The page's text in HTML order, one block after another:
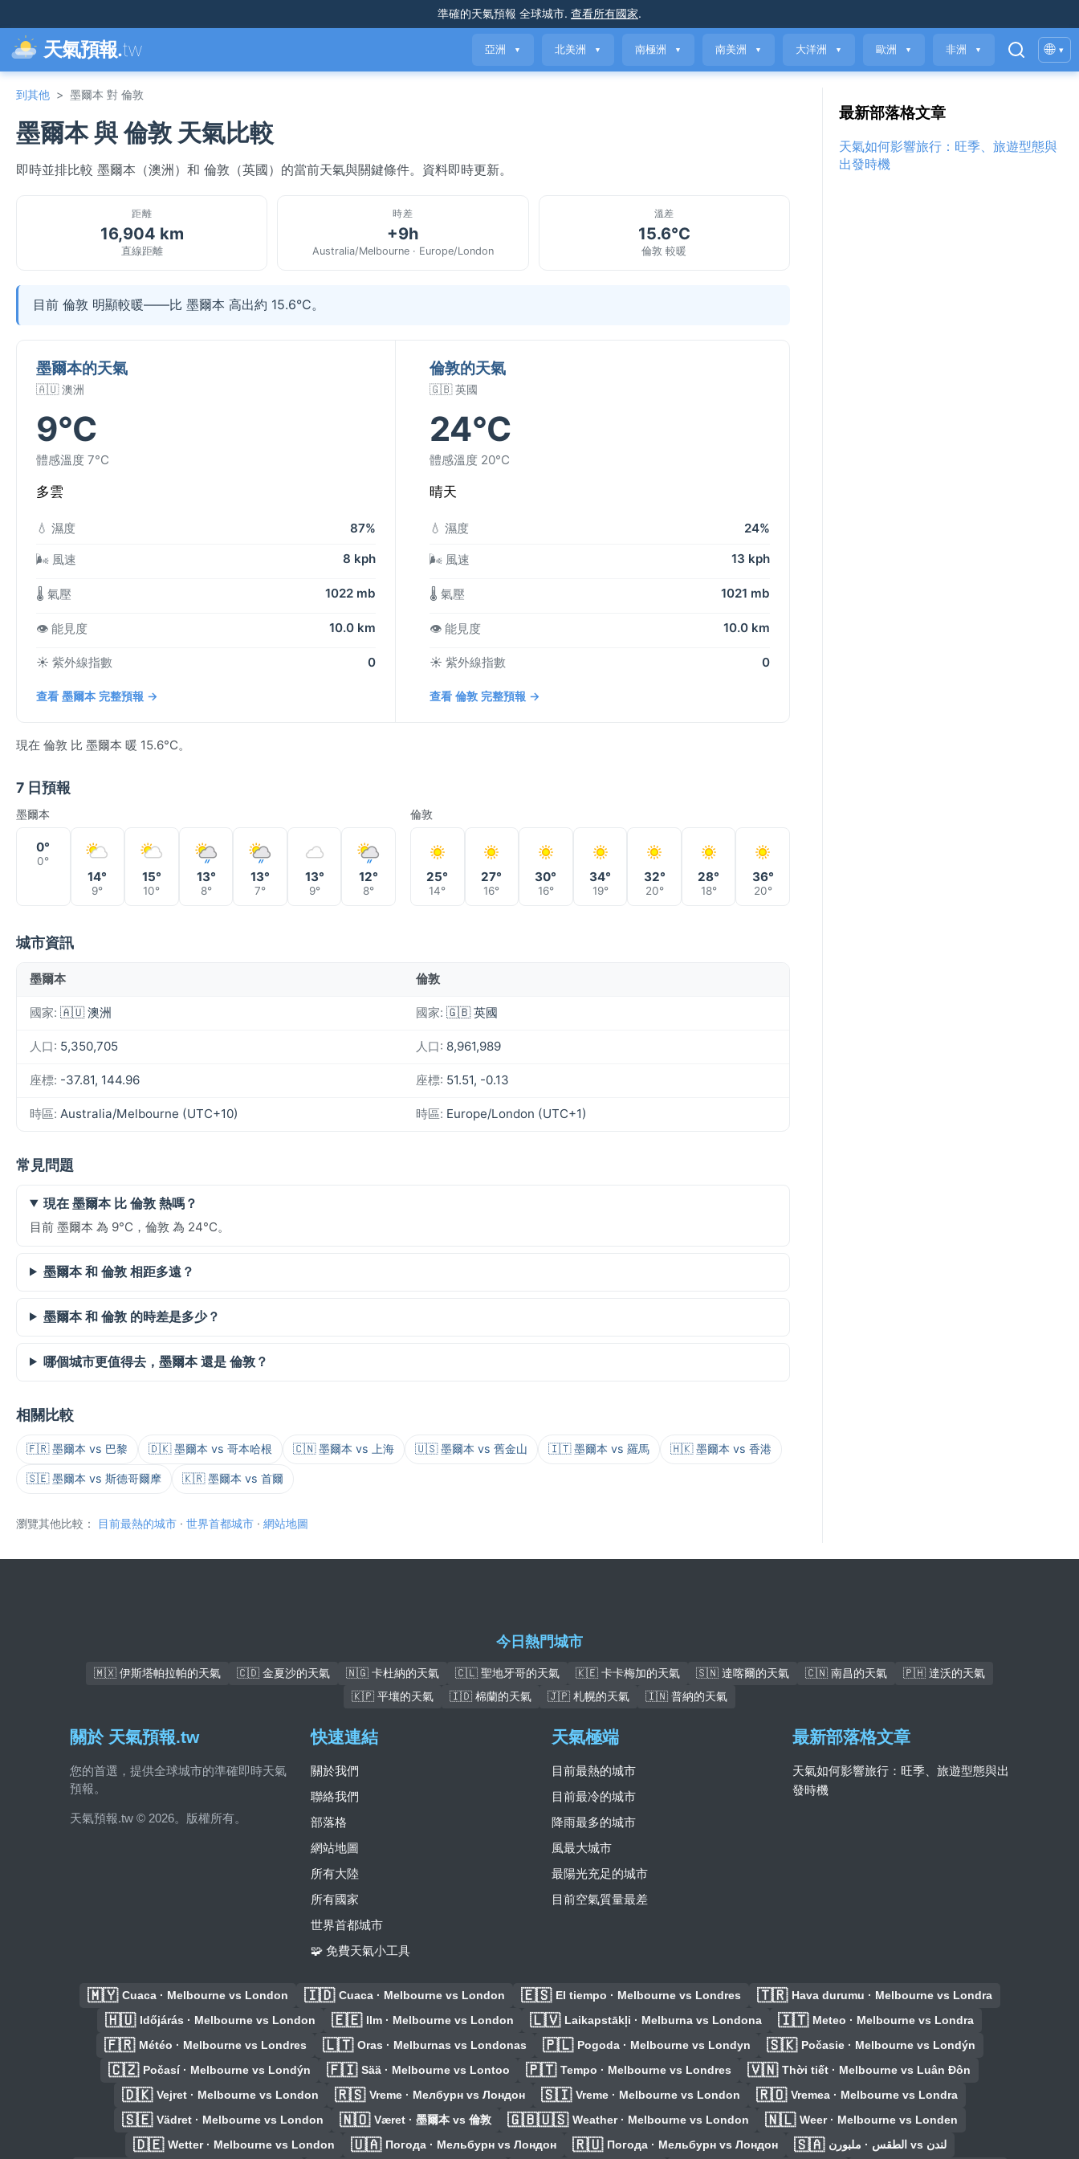
準確的天氣預報 全球城市. 查看所有國家.
天氣預報.tw 亞洲 ▼ 北美洲 ▼ 南極洲 ▼ 南美洲 ▼ 大洋洲 ▼ 歐洲 ▼ 非洲 ▼ 🌐 ▾
到其他 > 墨爾本 對 倫敦
墨爾本 與 倫敦 天氣比較
即時並排比較 墨爾本（澳洲）和 倫敦（英國）的當前天氣與關鍵條件。資料即時更新。
距離
16,904 km
直線距離
時差
+9h
Australia/Melbourne · Europe/London
溫差
15.6°C
倫敦 較暖
目前 倫敦 明顯較暖——比 墨爾本 高出約 15.6°C。
墨爾本的天氣
🇦🇺 澳洲
9°C
體感溫度 7°C
多雲
💧 濕度 87%
🌬️ 風速 8 kph
🌡️ 氣壓 1022 mb
👁️ 能見度 10.0 km
☀️ 紫外線指數 0
查看 墨爾本 完整預報 →
倫敦的天氣
🇬🇧 英國
24°C
體感溫度 20°C
晴天
💧 濕度 24%
🌬️ 風速 13 kph
🌡️ 氣壓 1021 mb
👁️ 能見度 10.0 km
☀️ 紫外線指數 0
查看 倫敦 完整預報 →
現在 倫敦 比 墨爾本 暖 15.6°C。
7 日預報
墨爾本
0°
0°
14°
9°
15°
10°
13°
8°
13°
7°
13°
9°
12°
8°
倫敦
25°
14°
27°
16°
30°
16°
34°
19°
32°
20°
28°
18°
36°
20°
城市資訊
墨爾本 倫敦
國家: 🇦🇺 澳洲 國家: 🇬🇧 英國
人口: 5,350,705 人口: 8,961,989
座標: -37.81, 144.96 座標: 51.51, -0.13
時區: Australia/Melbourne (UTC+10) 時區: Europe/London (UTC+1)
常見問題
現在 墨爾本 比 倫敦 熱嗎？
目前 墨爾本 為 9°C，倫敦 為 24°C。
墨爾本 和 倫敦 相距多遠？
墨爾本 和 倫敦 的時差是多少？
哪個城市更值得去，墨爾本 還是 倫敦？
相關比較
🇫🇷 墨爾本 vs 巴黎 🇩🇰 墨爾本 vs 哥本哈根 🇨🇳 墨爾本 vs 上海 🇺🇸 墨爾本 vs 舊金山 🇮🇹 墨爾本 vs 羅馬 🇭🇰 墨爾本 vs 香港
🇸🇪 墨爾本 vs 斯德哥爾摩 🇰🇷 墨爾本 vs 首爾
瀏覽其他比較： 目前最熱的城市 · 世界首都城市 · 網站地圖
最新部落格文章
天氣如何影響旅行：旺季、旅遊型態與
出發時機
今日熱門城市
🇲🇽 伊斯塔帕拉帕的天氣 🇨🇩 金夏沙的天氣 🇳🇬 卡杜納的天氣 🇨🇱 聖地牙哥的天氣 🇰🇪 卡卡梅加的天氣 🇸🇳 達喀爾的天氣 🇨🇳 南昌的天氣
🇵🇭 達沃的天氣
🇰🇵 平壤的天氣
🇮🇩 棉蘭的天氣 🇯🇵 札幌的天氣 🇮🇳 普納的天氣
關於 天氣預報.tw
您的首選，提供全球城市的準確即時天氣
預報。
天氣預報.tw © 2026。版權所有。
快速連結
關於我們
聯絡我們
部落格
網站地圖
所有大陸
所有國家
世界首都城市
🧩 免費天氣小工具
天氣極端
目前最熱的城市
目前最冷的城市
降雨最多的城市
風最大城市
最陽光充足的城市
目前空氣質量最差
最新部落格文章
天氣如何影響旅行：旺季、旅遊型態與出
發時機
🇲🇾 Cuaca · Melbourne vs London 🇮🇩 Cuaca · Melbourne vs London 🇪🇸 El tiempo · Melbourne vs Londres 🇹🇷 Hava durumu · Melbourne vs Londra
🇭🇺 Időjárás · Melbourne vs London 🇪🇪 Ilm · Melbourne vs London 🇱🇻 Laikapstākļi · Melburna vs Londona 🇮🇹 Meteo · Melbourne vs Londra
🇫🇷 Météo · Melbourne vs Londres 🇱🇹 Oras · Melburnas vs Londonas 🇵🇱 Pogoda · Melbourne vs Londyn 🇸🇰 Počasie · Melbourne vs Londýn
🇨🇿 Počasí · Melbourne vs Londýn 🇫🇮 Sää · Melbourne vs Lontoo 🇵🇹 Tempo · Melbourne vs Londres 🇻🇳 Thời tiết · Melbourne vs Luân Đôn
🇩🇰 Vejret · Melbourne vs London 🇷🇸 Vreme · Мелбурн vs Лондон 🇸🇮 Vreme · Melbourne vs London 🇷🇴 Vremea · Melbourne vs Londra
🇸🇪 Vädret · Melbourne vs London 🇳🇴 Været · 墨爾本 vs 倫敦 🇬🇧🇺🇸 Weather · Melbourne vs London 🇳🇱 Weer · Melbourne vs Londen
🇩🇪 Wetter · Melbourne vs London 🇺🇦 Погода · Мельбурн vs Лондон 🇷🇺 Погода · Мельбурн vs Лондон 🇸🇦 الطقس · ملبورن vs لندن